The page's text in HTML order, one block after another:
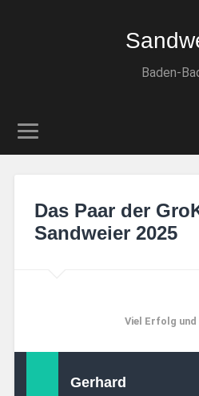
Baden-
Das Paar der
Sandweier 2025
Viel Erfolg und
Gerhard